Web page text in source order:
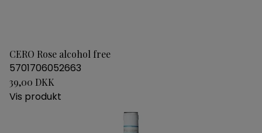
CERO Rose alcohol free
5701706052663
39,00 DKK
Vis produkt